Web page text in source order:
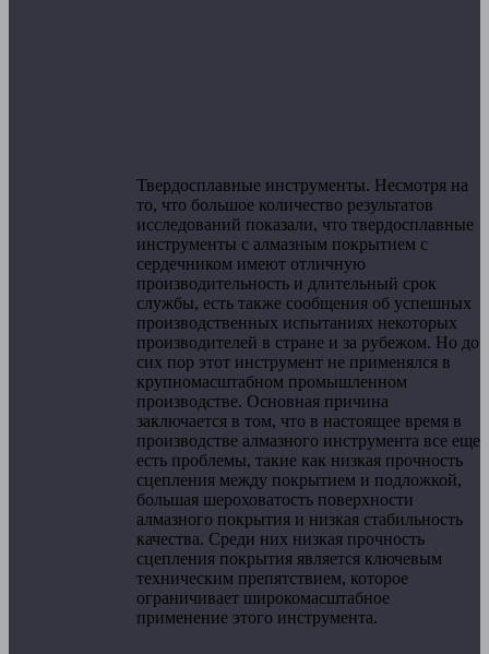
Твердосплавные инструменты. Несмотря на
то, что большое количество результатов
исследований показали, что твердосплавные
инструменты с алмазным покрытием с
сердечником имеют отличную
производительность и длительный срок
службы, есть также сообщения об успешных
производственных испытаниях некоторых
производителей в стране и за рубежом. Но до
сих пор этот инструмент не применялся в
крупномасштабном промышленном
производстве. Основная причина
заключается в том, что в настоящее время в
производстве алмазного инструмента все еще
есть проблемы, такие как низкая прочность
сцепления между покрытием и подложкой,
большая шероховатость поверхности
алмазного покрытия и низкая стабильность
качества. Среди них низкая прочность
сцепления покрытия является ключевым
техническим препятствием, которое
ограничивает широкомасштабное
применение этого инструмента.